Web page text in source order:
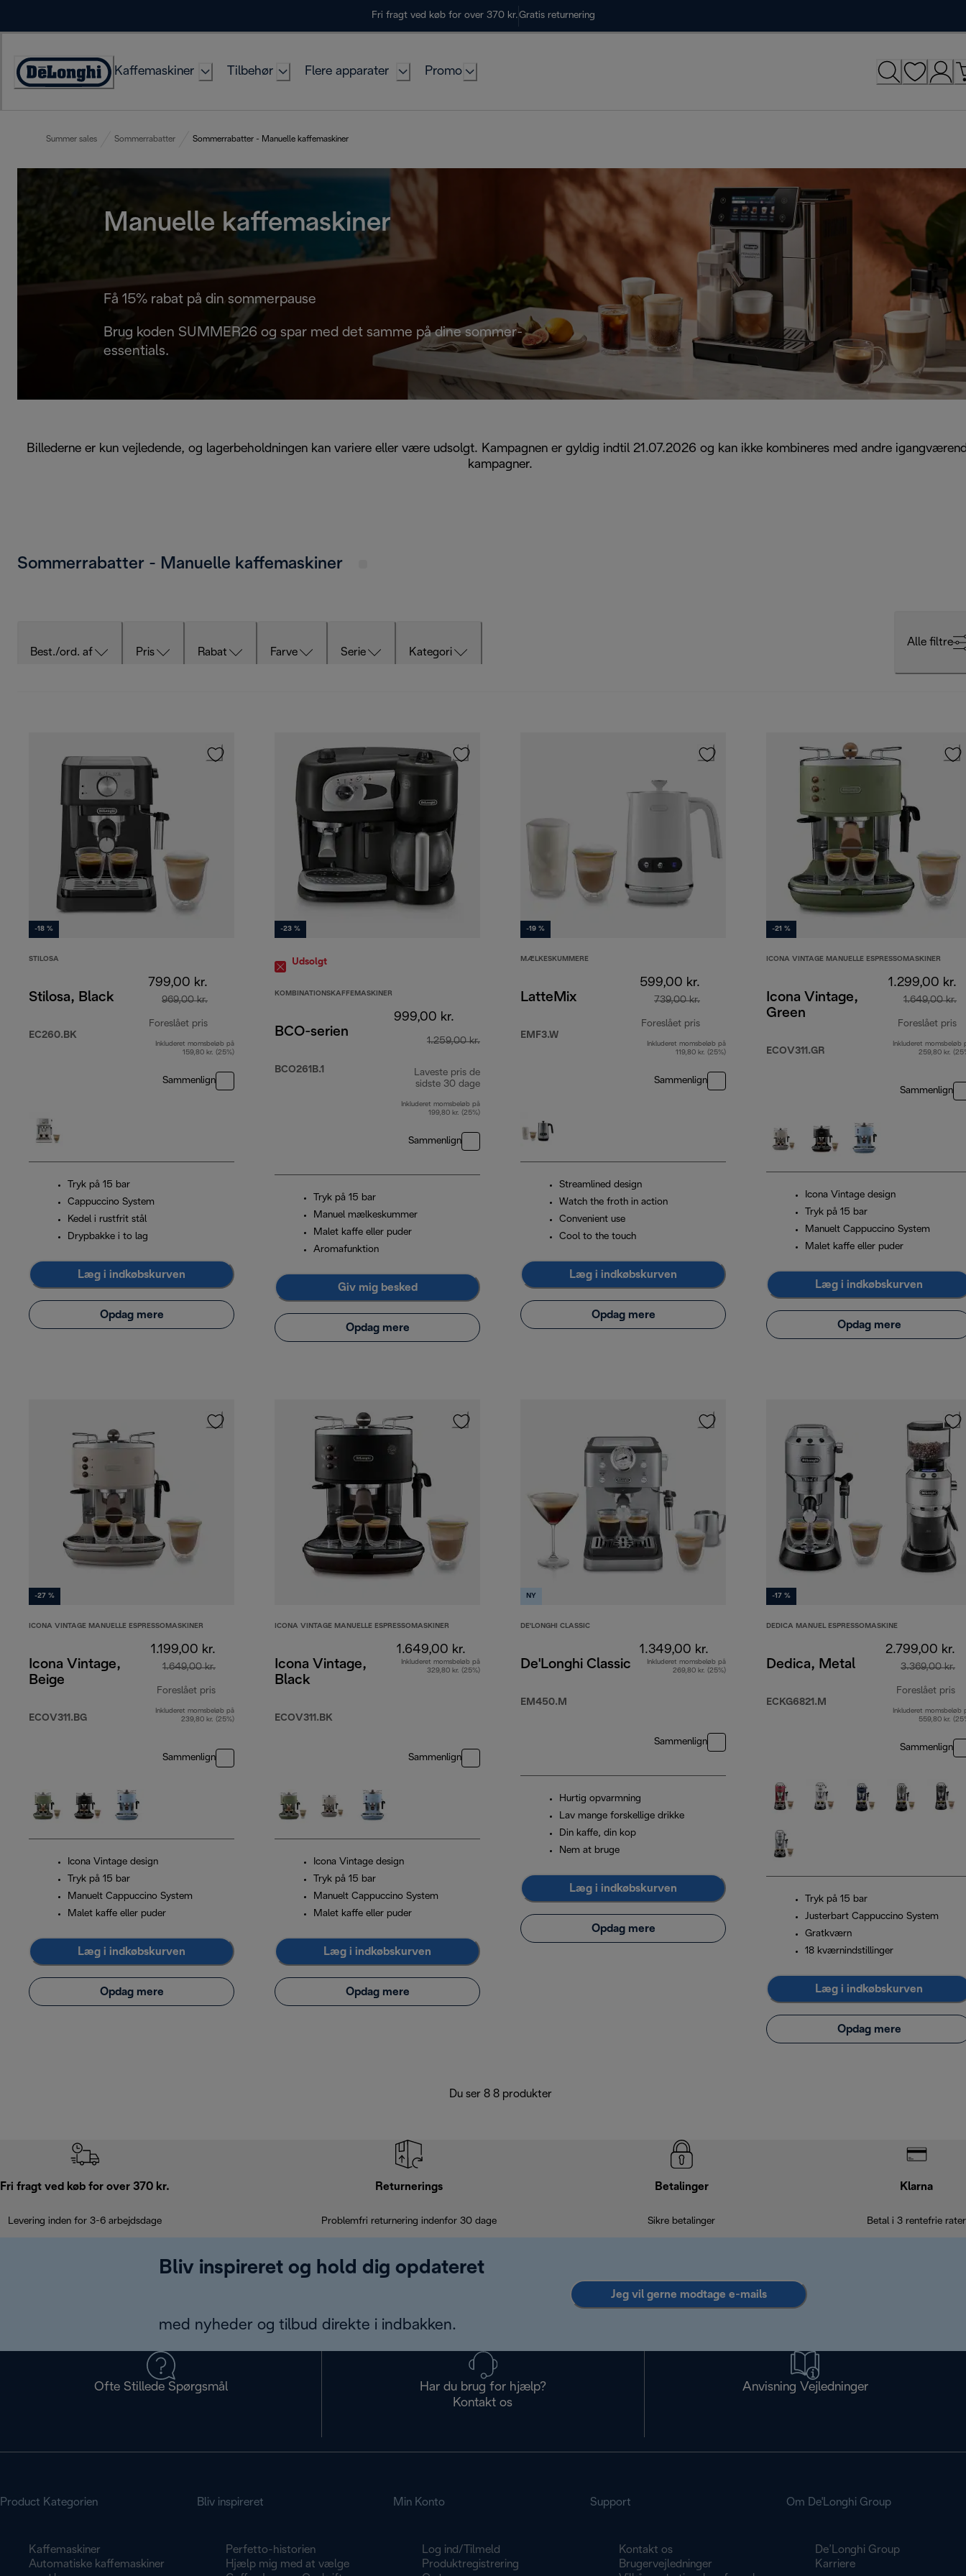
Fri fragt ved køb for over 370 kr.Gratis returnering
Accessibility
Kaffemaskiner Tilbehør Flere apparater Promo
Summer sales Sommerrabatter Sommerrabatter - Manuelle kaffemaskiner
Manuelle kaffemaskiner
Få 15% rabat på din sommerpause
Brug koden SUMMER26 og spar med det samme på dine sommer-
essentials.
Billederne er kun vejledende, og lagerbeholdningen kan variere eller være udsolgt. Kampagnen er gyldig indtil 21.07.2026 og kan ikke kombineres med andre
kampagner.
Sommerrabatter - Manuelle kaffemaskiner
Best./ord. af Pris Rabat Farve Serie Kategori
Alle filtre
-18 %
STILOSA
Stilosa, Black
EC260.BK
799,00 kr.
969,00 kr.
Foreslået pris
oprindelig pris 969,00 kr.
Inkluderet momsbeløb på
159,80 kr. (25%)
Sammenlign
Tryk på 15 bar
Cappuccino System
Kedel i rustfrit stål
Drypbakke i to lag
Læg i indkøbskurven
Opdag mere
-23 %
Udsolgt
KOMBINATIONSKAFFEMASKINER
BCO-serien
BCO261B.1
999,00 kr.
1.259,00 kr.
Laveste pris de
sidste 30 dage
Inkluderet momsbeløb på
199,80 kr. (25%)
Sammenlign
Tryk på 15 bar
Manuel mælkeskummer
Malet kaffe eller puder
Aromafunktion
Giv mig besked
Opdag mere
-19 %
MÆLKESKUMMERE
LatteMix
EMF3.W
599,00 kr.
739,00 kr.
Foreslået pris
oprindelig pris 739,00 kr.
Inkluderet momsbeløb på
119,80 kr. (25%)
Sammenlign
Streamlined design
Watch the froth in action
Convenient use
Cool to the touch
Læg i indkøbskurven
Opdag mere
-21 %
ICONA VINTAGE MANUELLE ESPRESSOMASKINER
Icona Vintage,
Green
ECOV311.GR
1.299,00 kr.
1.649,00 kr.
Foreslået pris
Inkluderet momsbeløb
259,80 kr.
Sammenlign
Icona Vintage design
Tryk på 15 bar
Manuelt Cappuccino System
Malet kaffe eller puder
Læg i indkøbskurven
Opdag mere
-27 %
ICONA VINTAGE MANUELLE ESPRESSOMASKINER
Icona Vintage,
Beige
ECOV311.BG
1.199,00 kr.
1.649,00 kr.
Foreslået pris
oprindelig pris 1.649,00 kr.
Inkluderet momsbeløb på
239,80 kr. (25%)
Sammenlign
Icona Vintage design
Tryk på 15 bar
Manuelt Cappuccino System
Malet kaffe eller puder
Læg i indkøbskurven
Opdag mere
ICONA VINTAGE MANUELLE ESPRESSOMASKINER
Icona Vintage,
Black
ECOV311.BK
1.649,00 kr.
Inkluderet momsbeløb på
329,80 kr. (25%)
Sammenlign
Icona Vintage design
Tryk på 15 bar
Manuelt Cappuccino System
Malet kaffe eller puder
Læg i indkøbskurven
Opdag mere
NY
DE'LONGHI CLASSIC
De'Longhi Classic
EM450.M
1.349,00 kr.
Inkluderet momsbeløb på
269,80 kr. (25%)
Sammenlign
Hurtig opvarmning
Lav mange forskellige drikke
Din kaffe, din kop
Nem at bruge
Læg i indkøbskurven
Opdag mere
-17 %
DEDICA MANUEL ESPRESSOMASKINE
Dedica, Metal
ECKG6821.M
2.799,00 kr.
3.369,00 kr.
Foreslået pris
Inkluderet momsbeløb
559,80 kr.
Sammenlign
Tryk på 15 bar
Justerbart Cappuccino System
Gratkværn
18 kværnindstillinger
Læg i indkøbskurven
Opdag mere
Du ser 8 8 produkter
Fri fragt ved køb for over 370 kr.
Levering inden for 3-6 arbejdsdage
Returnerings
Problemfri returnering indenfor 30 dage
Betalinger
Sikre betalinger
Klarna
Betal i 3 rentefrie rater
Bliv inspireret og hold dig opdateret
med nyheder og tilbud direkte i indbakken.
Jeg vil gerne modtage e-mails
Ofte Stillede Spørgsmål
Har du brug for hjælp?
Kontakt os
Anvisning Vejledninger
Product Kategorien
Kaffemaskiner
Automatiske kaffemaskiner
Bliv inspireret
Perfetto-historien
Hjælp mig med at vælge
Min Konto
Log ind/Tilmeld
Produktregistrering
Support
Kontakt os
Brugervejledninger
Om De'Longhi Group
De’Longhi Group
Karriere